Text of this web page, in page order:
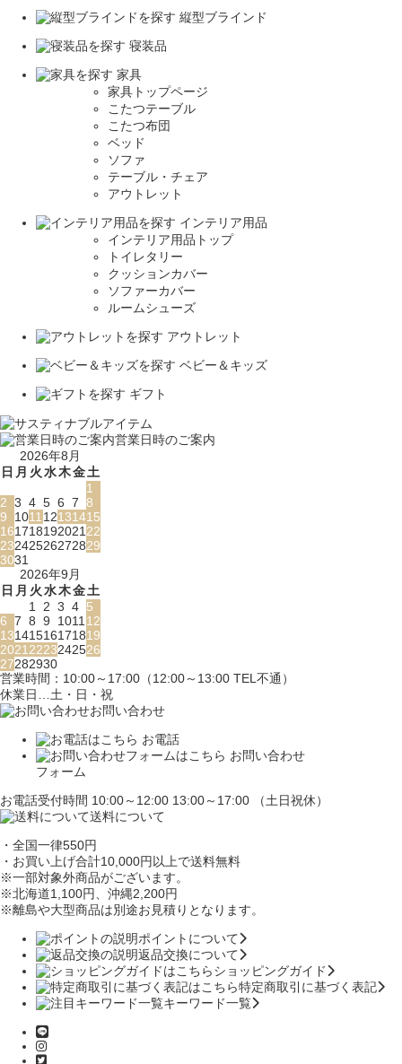
縦型ブラインド
寝装品
家具
家具トップページ
こたつテーブル
こたつ布団
ベッド
ソファ
テーブル・チェア
アウトレット
インテリア用品
インテリア用品トップ
トイレタリー
クッションカバー
ソファーカバー
ルームシューズ
アウトレット
ベビー＆キッズ
ギフト
営業日時のご案内
2026年8月
日 月 火水木金土
1
2 3 4 5 6 7 8
9
101112131415
16171819202122
23242526272829
3031
2026年9月
日 月 火水木金土
1 2 3 4 5
6 7 8 9 101112
13141516171819
20212223242526
27282930
営業時間：10:00～17:00（12:00～13:00 TEL不通）
休業日…土・日・祝
お問い合わせ
お電話
お問い合わせ
フォーム
お電話受付時間 10:00～12:00 13:00～17:00 （土日祝休）
送料について
・全国一律550円
・お買い上げ合計10,000円 以上で送料無料
※一部対象外商品がございます。
※北海道1,100円、沖縄2,200円
※離島や大型商品は別途お見積りとなります。
ポイントについて
返品交換について
ショッピングガイド
特定商取引に基づく表記
キーワード一覧